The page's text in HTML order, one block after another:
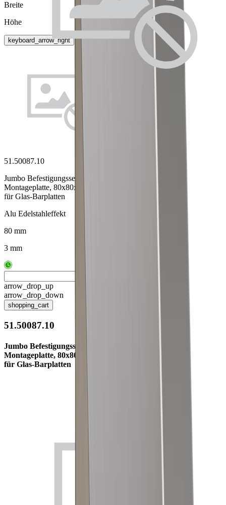
Breite
Höhe
keyboard_arrow_right
51.50087.10
Jumbo Befestigungsset inkl.
Montageplatte, 80x80x3 mm,
für Glas-Barplatten
Alu Edelstahleffekt
80 mm
3 mm
arrow_drop_up
arrow_drop_down
shopping_cart
51.50087.10
Jumbo Befestigungsset inkl.
Montageplatte, 80x80x3 mm,
für Glas-Barplatten